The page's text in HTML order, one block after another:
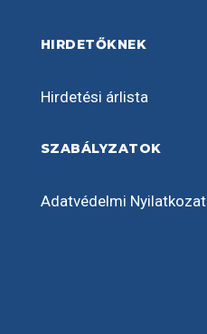
HIRDETŐKNEK
Hirdetési árlista
SZABÁLYZATOK
Adatvédelmi Nyilatkozat